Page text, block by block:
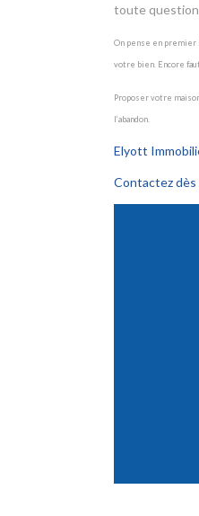
toute
On pense en premier
votre bien. Encore
Proposer votre
l’abandon.
Elyott
Contactez